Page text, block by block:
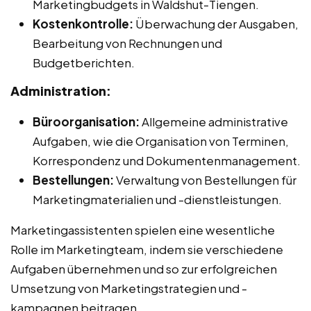
Marketingbudgets in Waldshut-Tiengen.
Kostenkontrolle: Überwachung der Ausgaben,
Bearbeitung von Rechnungen und
Budgetberichten.
Administration:
Büroorganisation:Allgemeine administrative
Aufgaben, wie die Organisation von Terminen,
Korrespondenz und Dokumentenmanagement.
Bestellungen:Verwaltung von Bestellungen für
Marketingmaterialien und -dienstleistungen.
Marketingassistenten spielen eine wesentliche
Rolle im Marketingteam, indem sie verschiedene
Aufgaben übernehmen und so zur erfolgreichen
Umsetzung von Marketingstrategien und -
kampagnen beitragen.